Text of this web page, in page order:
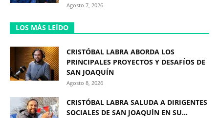
Agosto 7, 2026
LOS MÁS LEÍDO
CRISTÓBAL LABRA ABORDA LOS
PRINCIPALES PROYECTOS Y DESAFÍOS DE
SAN JOAQUÍN
Agosto 8, 2026
CRISTÓBAL LABRA SALUDA A DIRIGENTES
SOCIALES DE SAN JOAQUÍN EN SU...